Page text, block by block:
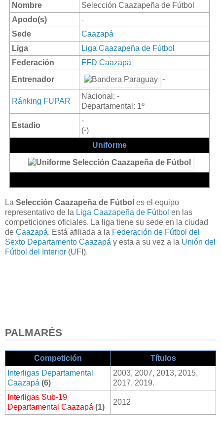
Nombre
Selección Caazapeña de Fútbol
Apodo(s)
-
Sede
Caazapá
Liga
Liga Caazapeña de Fútbol
Federación
FFD Caazapá
Entrenador
-
Ránking FUPAR
Nacional: -
Departamental: 1º
Estadio
-
(-)
Uniforme
La Selección Caazapeña de Fútbol es el equipo
representativo de la Liga Caazapeña de Fútbol en las
competiciones oficiales. La liga tiene su sede en la ciudad
de Caazapá. Está afiliada a la Federación de Fútbol del
Sexto Departamento Caazapá y esta a su vez a la Unión del
Fútbol del Interior (UFI).
PALMARÉS
Competición
Títulos
Interligas Departamental
Caazapá (6)
2003, 2007, 2013, 2015,
2017, 2019.
Interligas Sub-19
Departamental Caazapá (1)
2012